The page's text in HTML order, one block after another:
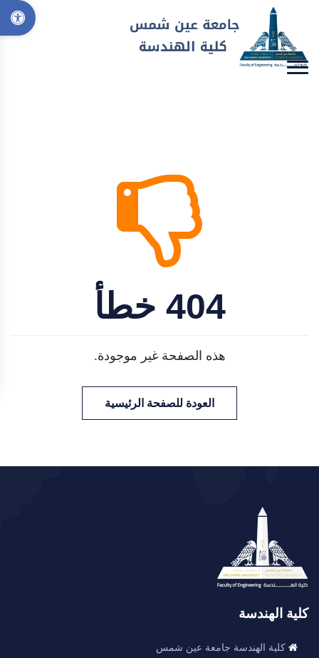
404 خطأ
هذه الصفحة غير موجودة.
العودة للصفحة الرئيسية
كلية الهندسة
كلية الهندسة جامعة عين شمس